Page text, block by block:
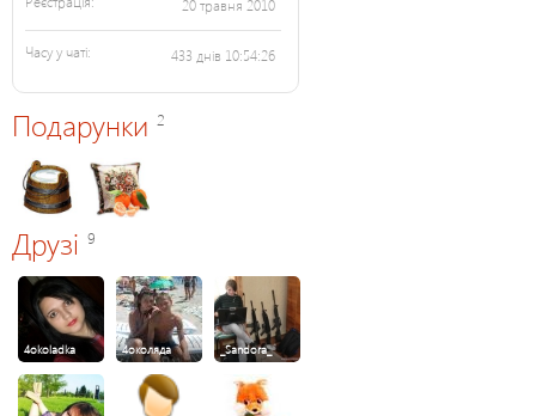
20 травня 2010
Часу у чаті: 433 днів 10:54:26
Подарунки 2
Друзі 9
4okoladka 4околяда _Sandora_